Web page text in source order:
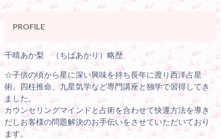
PROFILE
千晴あか梨 （ちばあかり）略歴
☆子供の頃から星に深い興味を持ち長年に渡り西洋占星
術、四柱推命、九星気学など専門講座と独学で習得してき
ました。
カウンセリングマインドと占術を合わせて快運方法を導き
だしお客様の問題解決のお手伝いをさせていただいており
ます。